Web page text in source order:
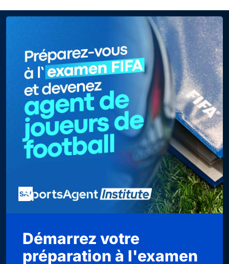
Démarrez votre
préparation à l'examen